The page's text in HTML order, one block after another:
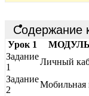
Содержание
Урок 1
Задание
1
Личный
Задание
2
Мобильная